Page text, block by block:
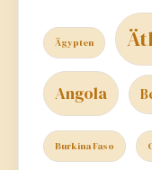
Ägypten
Angola
Burkina Faso